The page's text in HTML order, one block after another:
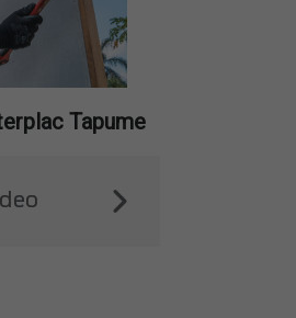
Tapume